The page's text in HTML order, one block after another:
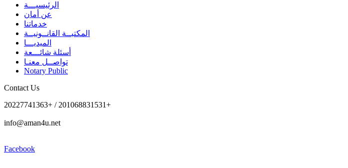
الرئيسيـــة
عن أمان
خدماتنا
المكتبــة القانــونيــة
الميديـــا
أسئلة شائـــعة
تواصــل معنـا
Notary Public
Contact Us
20227741363+ / 201068831531+
info@aman4u.net
Facebook